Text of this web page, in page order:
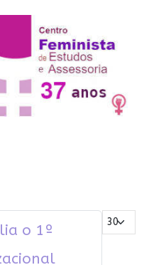
Mostrar #
o 1º